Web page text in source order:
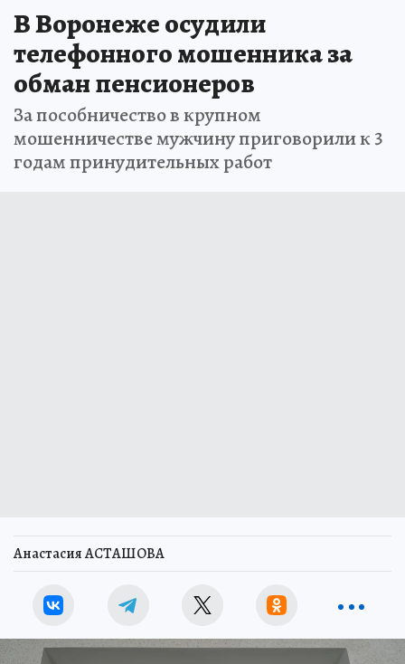
В Воронеже осудили
телефонного мошенника за
обман пенсионеров
За пособничество в крупном
мошенничестве мужчину приговорили к 3
годам принудительных работ
Анастасия АСТАШОВА